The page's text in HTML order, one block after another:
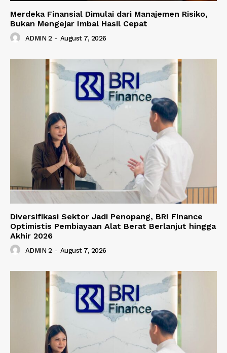
Merdeka Finansial Dimulai dari Manajemen Risiko,
Bukan Mengejar Imbal Hasil Cepat
ADMIN 2 - August 7, 2026
Diversifikasi Sektor Jadi Penopang, BRI Finance
Optimistis Pembiayaan Alat Berat Berlanjut hingga
Akhir 2026
ADMIN 2 - August 7, 2026